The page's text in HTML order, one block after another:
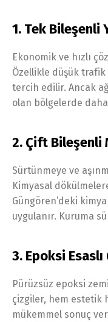
1. Tek Bileşenli
Ekonomik ve hızlı
Özellikle düşük
tercih edilir. Ancak
olan bölgelerde
2. Çift Bileşenli
Sürtünmeye ve
Kimyasal
Güngören’deki
uygulanır. Kuruma
3. Epoksi
Pürüzsüz epoksi
çizgiler, hem estetik
mükemmel sonuç